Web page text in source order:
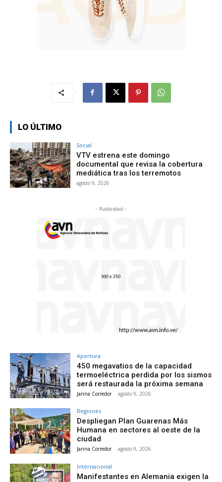
LO ÚLTIMO
Social
VTV estrena este domingo
documental que revisa la cobertura
mediática tras los terremotos
agosto 9, 2026
- Publicidad -
Apertura
450 megavatios de la capacidad
termoeléctrica perdida por los sismos
será restaurada la próxima semana
Janna Corredor - agosto 9, 2026
Regiones
Despliegan Plan Guarenas Más
Humana en sectores al oeste de la
ciudad
Janna Corredor - agosto 9, 2026
Internacional
Manifestantes en Alemania exigen la